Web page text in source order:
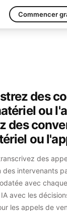
Commencer
des
ou
des
ou
des
des intervenants
avec
avec les
les appels de